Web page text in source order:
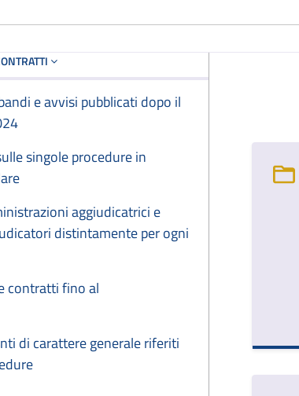
e avvisi pubblicati dopo il
singole procedure in
aggiudicatrici e
distintamente per ogni
contratti fino al
di carattere generale riferiti